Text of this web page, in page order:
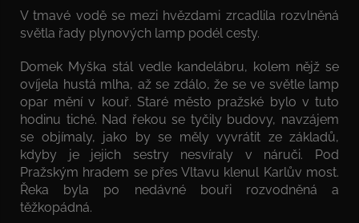
V tmavé vodě se mezi hvězdami zrcadlila rozvlněná
světla řady plynových lamp podél cesty.
Domek Myška stál vedle kandelábru, kolem nějž se
ovíjela hustá mlha, až se zdálo, že se ve světle lamp
opar mění v kouř. Staré město pražské bylo v tuto
hodinu tiché. Nad řekou se tyčily budovy, navzájem
se objímaly, jako by se měly vyvrátit ze základů,
kdyby je jejich sestry nesvíraly v náruči. Pod
Pražským hradem se přes Vltavu klenul Karlův most.
Řeka byla po nedávné bouři rozvodněná a
těžkopádná.